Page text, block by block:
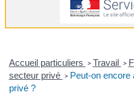
Accueil particuliers > Travail >
secteur privé > Peut-on encore
privé ?